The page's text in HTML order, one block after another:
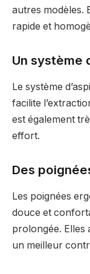
autres modèles.
rapide et
Un système
Le système
facilite
est également
effort.
Des
Les poignées
douce et
prolongée. Elles
un meilleur